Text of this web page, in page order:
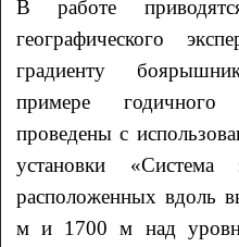
В работе
географического
градиенту
примере годичного
проведены с
установки «Система
расположенных вдоль
м и 1700 м над